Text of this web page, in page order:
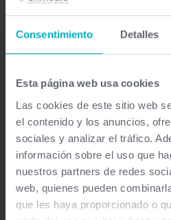
Consentimiento Detalles
Esta página web usa cookies
Las cookies de este sitio web
el contenido y los anuncios,
sociales y analizar el tráfico.
información sobre el uso que
nuestros partners de redes
web, quienes pueden
que les haya proporcionado o
Barcelona - Madrid - Sevilla -
info@ofimedic.com
Aviso legal
Soluciones